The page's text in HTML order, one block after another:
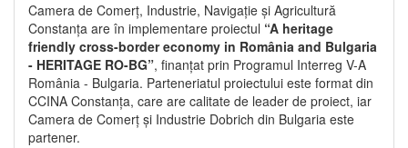
Camera de Comerț, Industrie, Navigație și Agricultură
Constanța are în implementare proiectul “A heritage
friendly cross-border economy in România and Bulgaria
- HERITAGE RO-BG”, finanțat prin Programul Interreg V-A
România - Bulgaria. Parteneriatul proiectului este format din
CCINA Constanța, care are calitate de leader de proiect, iar
Camera de Comerț și Industrie Dobrich din Bulgaria este
partener.